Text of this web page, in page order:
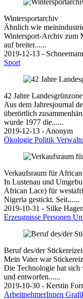
Wintersportarchiv
Ähnlich wie
Wintersport-Archiv zum
auf breiter......
2019-12-13 -
Sport
42 Jahre Landesgrünzone
Aus dem Jahresjournal
überörtlich
wurde 1977 die......
2019-12-13 - Anonym
Ökologie Politik
Verkaufsraum für
In Lustenau und
African Lace) für
Nigeria gestickt. Seit......
2019-10-31 - Silke
Erzeugnisse Personen
Beruf des/der
Mein Vater war
Die Technologie hat sich
und entworfen......
2019-10-30 - Kerstin
ArbeitnehmerInnen